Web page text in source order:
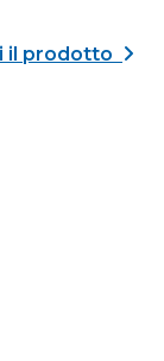
il prodotto